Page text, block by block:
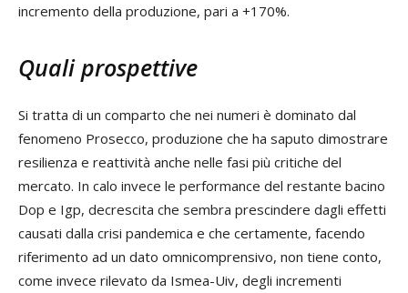
incremento della produzione, pari a +170%.
Quali prospettive
Si tratta di un comparto che nei numeri è dominato dal
fenomeno Prosecco, produzione che ha saputo dimostrare
resilienza e reattività anche nelle fasi più critiche del
mercato. In calo invece le performance del restante bacino
Dop e Igp, decrescita che sembra prescindere dagli effetti
causati dalla crisi pandemica e che certamente, facendo
riferimento ad un dato omnicomprensivo, non tiene conto,
come invece rilevato da Ismea-Uiv, degli incrementi